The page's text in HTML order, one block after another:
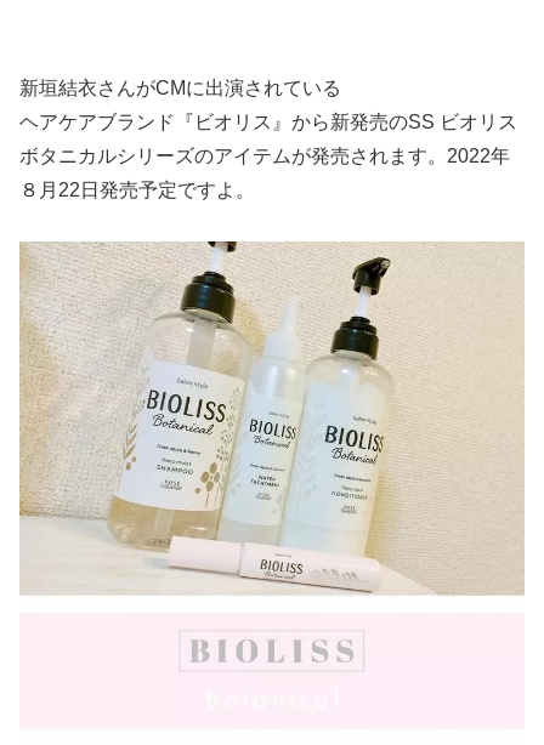
新垣結衣さんがCMに出演されている
ヘアケアブランド『ビオリス』から新発売のSS ビオリス
ボタニカルシリーズのアイテムが発売されます。2022年
８月22日発売予定ですよ。